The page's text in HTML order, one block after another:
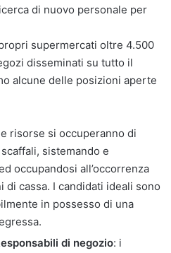
di nuovo personale per
supermercati oltre 4.500
disseminati su tutto il
alcune delle posizioni aperte
risorse si occuperanno di
sistemando e
occupandosi all’occorrenza
di cassa. I candidati ideali sono
in possesso di una
di negozio: i